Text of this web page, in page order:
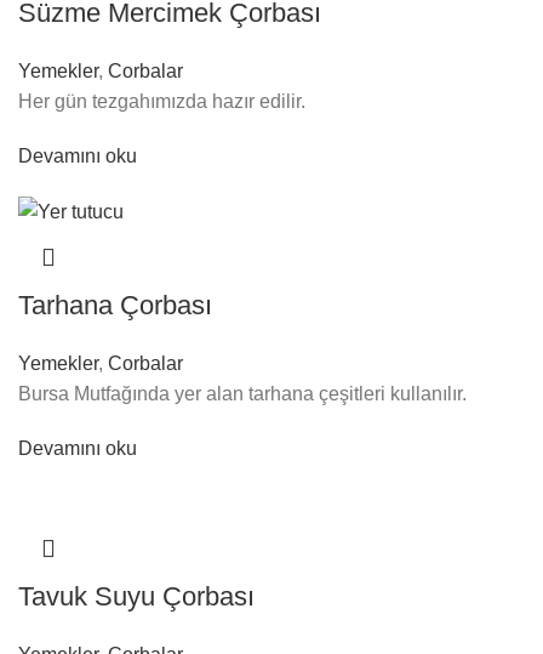
Süzme Mercimek Çorbası
Yemekler, Corbalar
Her gün tezgahımızda hazır edilir.
Devamını oku
Tarhana Çorbası
Yemekler, Corbalar
Bursa Mutfağında yer alan tarhana çeşitleri kullanılır.
Devamını oku
Tavuk Suyu Çorbası